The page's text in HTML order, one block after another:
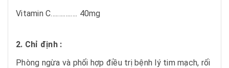
Vitamin C................ 40mg
2. Chỉ định :
Phòng ngừa và phối hợp điều trị bệnh lý tim mạch, rối